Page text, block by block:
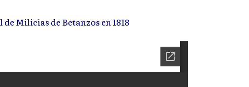
Milicias de Betanzos en 1818